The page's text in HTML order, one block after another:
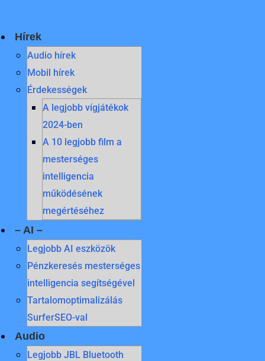
content
Hírek
Audio hírek
Mobil hírek
Érdekességek
A legjobb vígjátékok
2024-ben
A 10 legjobb film a
mesterséges
intelligencia
működésének
megértéséhez
– AI –
Legjobb AI eszközök
Pénzkeresés mesterséges
intelligencia segítségével
Tartalomoptimalizálás
SurferSEO-val
Audio
Legjobb JBL Bluetooth